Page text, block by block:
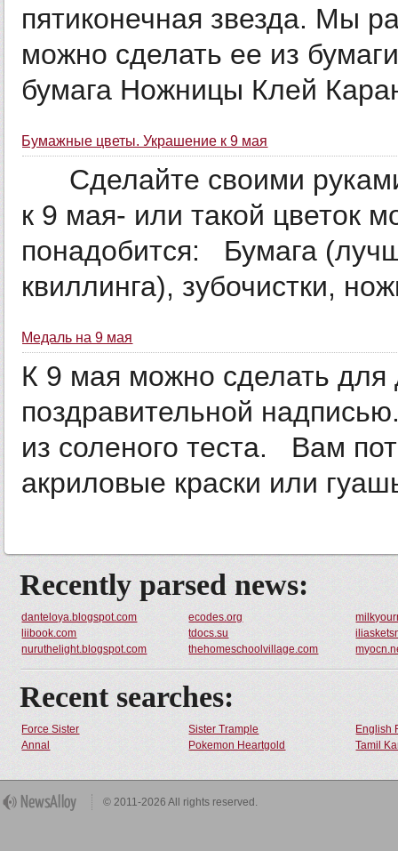
пятиконечная звезда. Мы
можно сделать ее из
бумага Ножницы Клей
Бумажные цветы. Украшение к 9 мая
Сделайте своими руками
к 9 мая- или такой цветок
понадобится: Бумага
квиллинга), зубочистки,
Медаль на 9 мая
К 9 мая можно сделать для
поздравительной
из соленого теста. Вам
акриловые краски или
Recently parsed news:
danteloya.blogspot.com ecodes.org
liibook.com
tdocs.su
nuruthelight.blogspot.com
thehomeschoolvillage.com
Recent searches:
Force Sister Sister Trample
English
Annal
Pokemon Heartgold Tamil
© 2011-2026 All rights reserved.